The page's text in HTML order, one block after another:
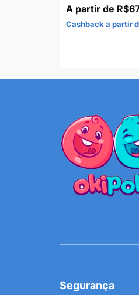
R$
Segurança